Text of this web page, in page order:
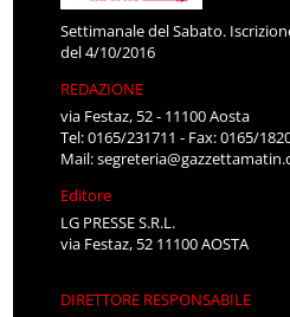
Settimanale del Sabato.
del 4/10/2016
REDAZIONE
via Festaz, 52 - 11100 Aosta
Tel: 0165/231711 - Fax: 0165/
Mail:
Editore
LG PRESSE S.R.L.
via Festaz, 52 11100 AOSTA
DIRETTORE RESPONSABILE